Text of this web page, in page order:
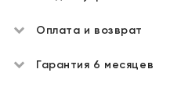
Оплата и возврат
Гарантия 6 месяцев